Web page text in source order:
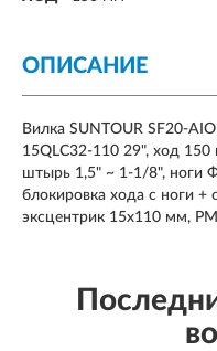
ОПИСАНИЕ
Вилка SUNTOUR SF20-
15QLC32-110 29", ход 150
штырь 1,5" ~ 1-1/8", ноги
блокировка хода с ноги +
эксцентрик 15х110 мм,